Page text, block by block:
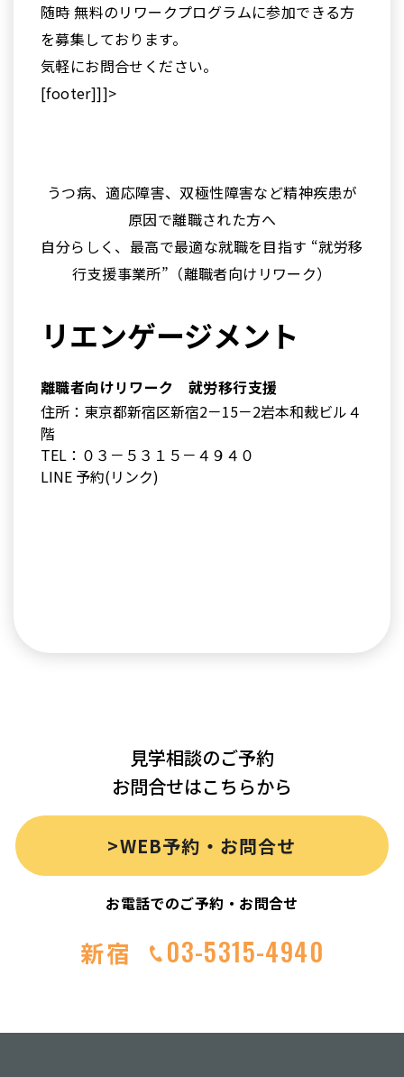
随時 無料のリワークプログラムに参加できる方
を募集しております。
気軽にお問合せください。
[footer]]]>
うつ病、適応障害、双極性障害など精神疾患が
原因で離職された方へ
自分らしく、最高で最適な就職を目指す “就労移
行支援事業所”（離職者向けリワーク）
リエンゲージメント
離職者向けリワーク 就労移行支援
住所：東京都新宿区新宿2－15－2岩本和裁ビル４
階
TEL：０３－５３１５－４９４０
LINE 予約(リンク)
見学相談のご予約
お問合せはこちらから
>WEB予約・お問合せ
お電話でのご予約・お問合せ
新宿 03-5315-4940